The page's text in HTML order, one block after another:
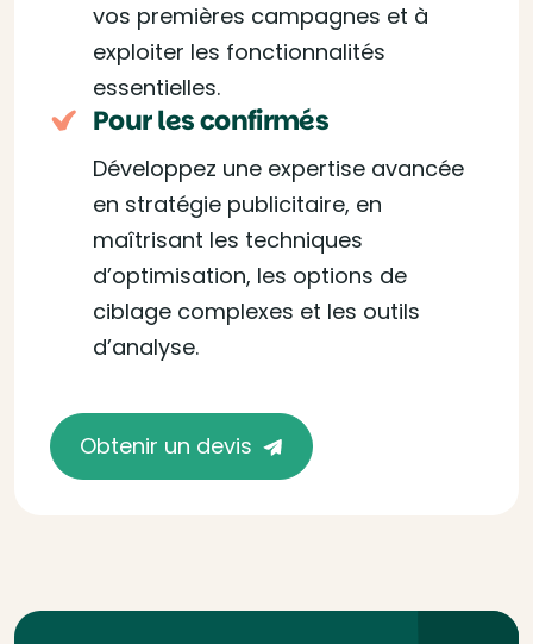
vos premières campagnes et à
exploiter les fonctionnalités
essentielles.
Pour les confirmés
Développez une expertise avancée
en stratégie publicitaire, en
maîtrisant les techniques
d’optimisation, les options de
ciblage complexes et les outils
d’analyse.
Obtenir un devis